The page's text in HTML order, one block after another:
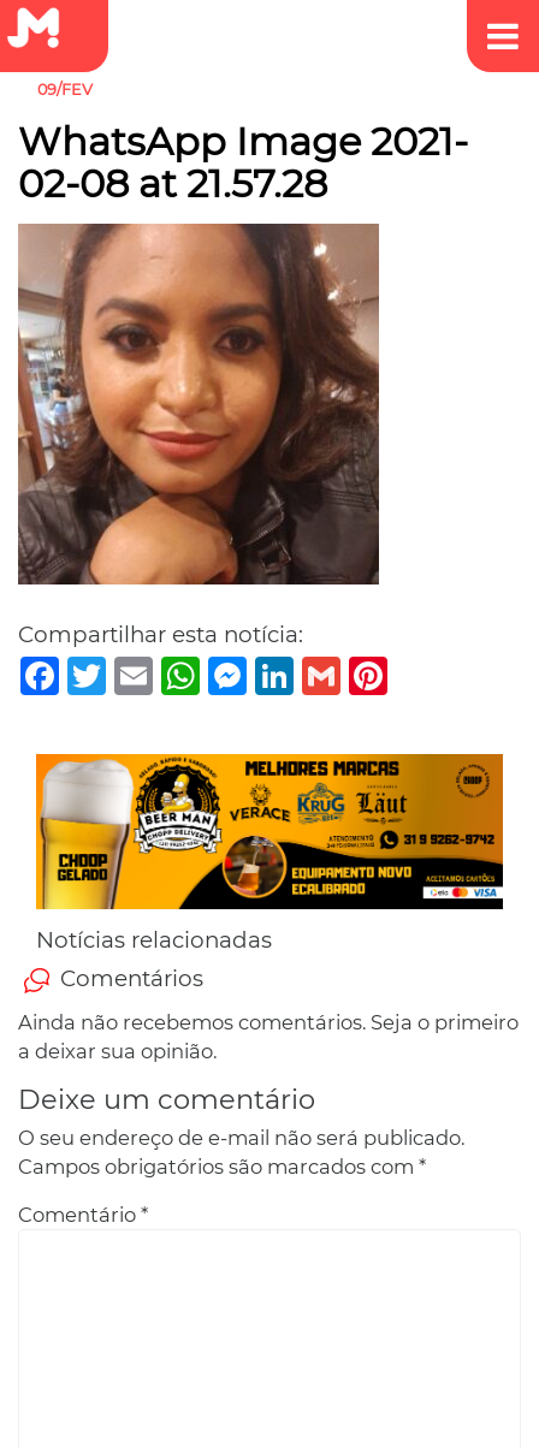
09/FEV
WhatsApp Image 2021-
02-08 at 21.57.28
Compartilhar esta notícia:
Facebook
TwitterEmail WhatsAppMessenger
LinkedIn
Gmail
Notícias relacionadas
Comentários
Ainda não recebemos comentários. Seja o primeiro
a deixar sua opinião.
Deixe um comentário
O seu endereço de e-mail não será publicado.
Campos obrigatórios são marcados com *
Comentário *